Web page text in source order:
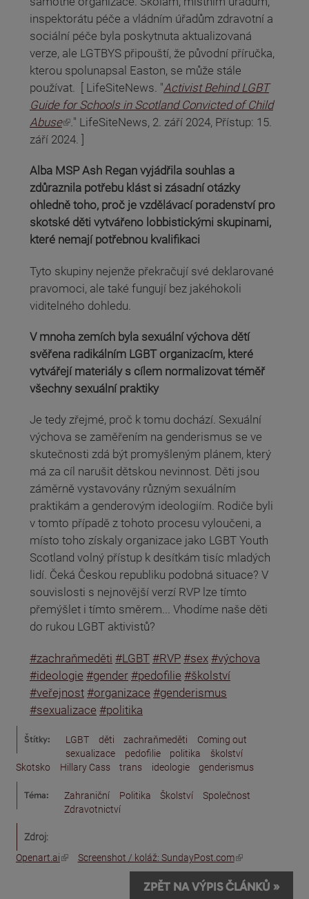
inspektorátu péče a vládním úřadům zdravotní a
sociální péče byla poskytnuta aktualizovaná
verze, ale LGTBYS připouští, že původní příručka,
kterou spolunapsal Easton, se může stále
používat. [ LifeSiteNews. "Activist Behind LGBT
Guide for Schools in Scotland Convicted of Child
Abuse
(odkaz je externí)
." LifeSiteNews, 2. září 2024, Přístup: 15.
září 2024. ]
Alba MSP Ash Regan vyjádřila souhlas a
zdůraznila potřebu klást si zásadní otázky
ohledně toho, proč je vzdělávací poradenství pro
skotské děti vytvářeno lobbistickými skupinami,
které nemají potřebnou kvalifikaci
Tyto skupiny nejenže překračují své deklarované
pravomoci, ale také fungují bez jakéhokoli
viditelného dohledu.
V mnoha zemích byla sexuální výchova dětí
svěřena radikálním LGBT organizacím, které
vytvářejí materiály s cílem normalizovat téměř
všechny sexuální praktiky
Je tedy zřejmé, proč k tomu dochází. Sexuální
výchova se zaměřením na genderismus se ve
skutečnosti zdá být promyšleným plánem, který
má za cíl narušit dětskou nevinnost. Děti jsou
záměrně vystavovány různým sexuálním
praktikám a genderovým ideologiím. Rodiče byli
v tomto případě z tohoto procesu vyloučeni, a
místo toho získaly organizace jako LGBT Youth
Scotland volný přístup k desítkám tisíc mladých
lidí. Čeká Českou republiku podobná situace? V
souvislosti s nejnovější verzí RVP lze tímto
přemýšlet i tímto směrem... Vhodíme naše děti
do rukou LGBT aktivistů?
#zachraňmeděti #LGBT #RVP #sex #výchova
#ideologie #gender #pedofilie #školství
#veřejnost #organizace #genderismus
#sexualizace #politika
Štítky: LGBT děti zachraňmeděti
Coming out
sexualizace
pedofilie politika
školství
Skotsko
Hillary Cass trans ideologie genderismus
Téma: Zahraniční Politika Školství
Společnost
Zdravotnictví
Zdroj:
Openart.ai
(odkaz je externí) Screenshot / koláž: SundayPost.com
(odkaz je externí)
ZPĚT NA VÝPIS ČLÁNKŮ »